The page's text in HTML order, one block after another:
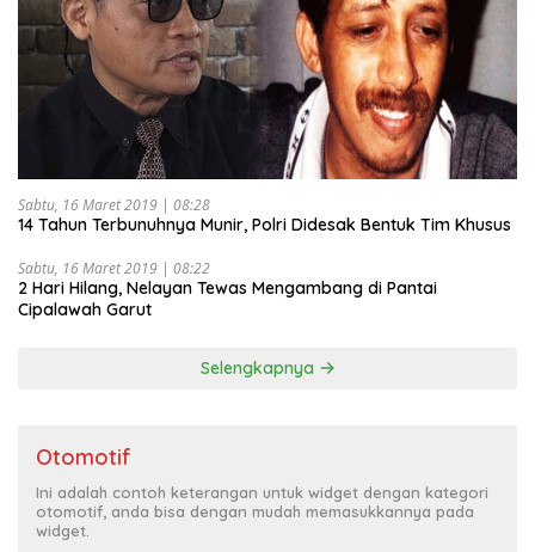
Sabtu, 16 Maret 2019 | 08:28
14 Tahun Terbunuhnya Munir, Polri Didesak Bentuk Tim Khusus
Sabtu, 16 Maret 2019 | 08:22
2 Hari Hilang, Nelayan Tewas Mengambang di Pantai
Cipalawah Garut
Selengkapnya
Otomotif
Ini adalah contoh keterangan untuk widget dengan kategori
otomotif, anda bisa dengan mudah memasukkannya pada
widget.